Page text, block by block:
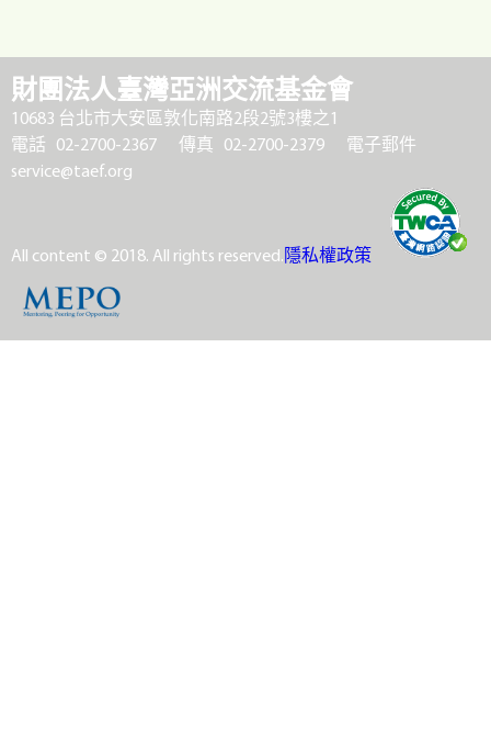
財團法人臺灣亞洲交流基金會
10683 台北市大安區敦化南路2段2號3樓之1
電話 02-2700-2367
傳真 02-2700-2379
電子郵件
service@taef.org
All content © 2018. All rights reserved.隱私權政策